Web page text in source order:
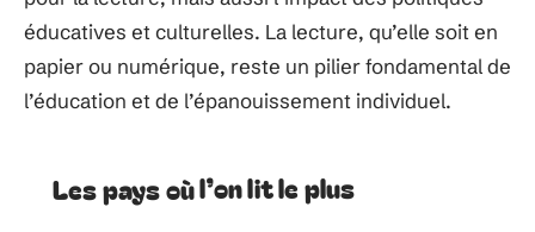
éducatives et culturelles. La lecture, qu’elle soit en
papier ou numérique, reste un pilier fondamental de
l’éducation et de l’épanouissement individuel.
Les pays où l’on lit le plus